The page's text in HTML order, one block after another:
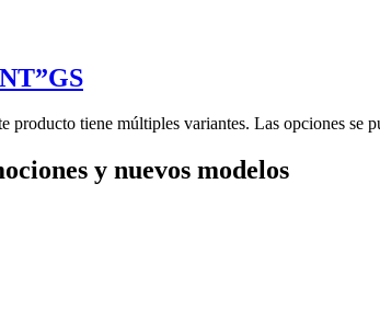
producto tiene múltiples variantes. Las opciones se
y nuevos modelos